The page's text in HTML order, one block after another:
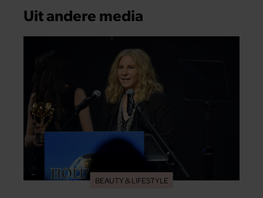
Uit andere media
BEAUTY & LIFESTYLE